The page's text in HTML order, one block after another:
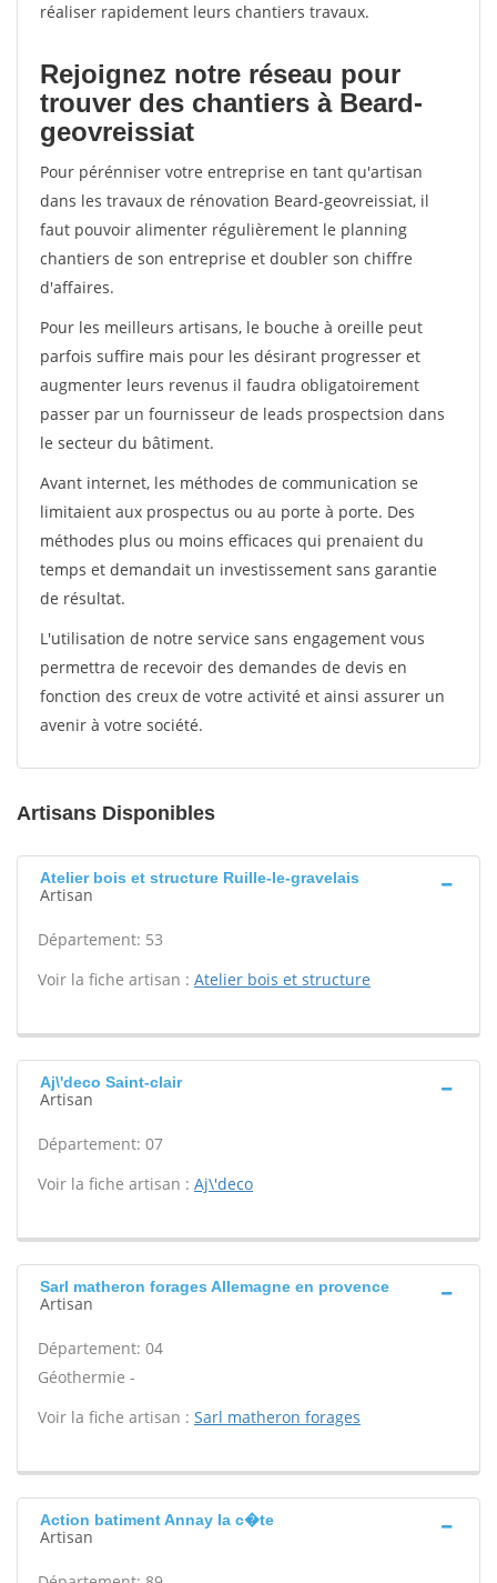
réaliser rapidement leurs chantiers travaux.
Rejoignez notre réseau pour
trouver des chantiers à Beard-
geovreissiat
Pour pérénniser votre entreprise en tant qu'artisan
dans les travaux de rénovation Beard-geovreissiat, il
faut pouvoir alimenter régulièrement le planning
chantiers de son entreprise et doubler son chiffre
d'affaires.
Pour les meilleurs artisans, le bouche à oreille peut
parfois suffire mais pour les désirant progresser et
augmenter leurs revenus il faudra obligatoirement
passer par un fournisseur de leads prospectsion dans
le secteur du bâtiment.
Avant internet, les méthodes de communication se
limitaient aux prospectus ou au porte à porte. Des
méthodes plus ou moins efficaces qui prenaient du
temps et demandait un investissement sans garantie
de résultat.
L'utilisation de notre service sans engagement vous
permettra de recevoir des demandes de devis en
fonction des creux de votre activité et ainsi assurer un
avenir à votre société.
Artisans Disponibles
Atelier bois et structure Ruille-le-gravelais
Artisan
Département: 53
Voir la fiche artisan : Atelier bois et structure
Aj\'deco Saint-clair
Artisan
Département: 07
Voir la fiche artisan : Aj\'deco
Sarl matheron forages Allemagne en provence
Artisan
Département: 04
Géothermie -
Voir la fiche artisan : Sarl matheron forages
Action batiment Annay la c�te
Artisan